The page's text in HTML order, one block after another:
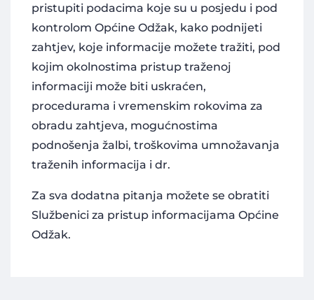
pristupiti podacima koje su u posjedu i pod
kontrolom Općine Odžak, kako podnijeti
zahtjev, koje informacije možete tražiti, pod
kojim okolnostima pristup traženoj
informaciji može biti uskraćen,
procedurama i vremenskim rokovima za
obradu zahtjeva, mogućnostima
podnošenja žalbi, troškovima umnožavanja
traženih informacija i dr.
Za sva dodatna pitanja možete se obratiti
Službenici za pristup informacijama Općine
Odžak.